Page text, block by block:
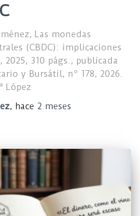
Las monedas
(CBDC): implicaciones
310 págs., publicada
y Bursátil, nº 178, 2026.
López
, hace 2 meses